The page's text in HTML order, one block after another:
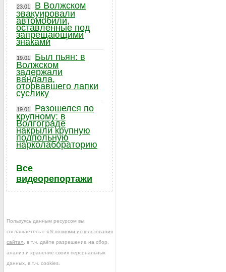
23.01
В Волжском
эвакуировали
автомобили,
оставленные под
запрещающими
знаками
19.01
Был пьян: в
Волжском
задержали
вандала,
оторвавшего лапки
суслику
19.01
Разошелся по
крупному: в
Волгограде
накрыли крупную
подпольную
нарколабораторию
Все
видеорепортажи
Пользуясь данным ресурсом вы
соглашаетесь с «Условиями использования
сайта» , в т.ч. даёте разрешение на сбор,
анализ и хранение своих персональных
данных, в т.ч. cookies.